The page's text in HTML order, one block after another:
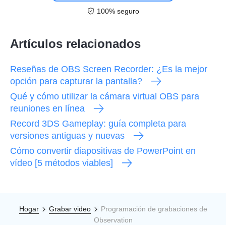
100% seguro
Artículos relacionados
Reseñas de OBS Screen Recorder: ¿Es la mejor
opción para capturar la pantalla?
Qué y cómo utilizar la cámara virtual OBS para
reuniones en línea
Record 3DS Gameplay: guía completa para
versiones antiguas y nuevas
Cómo convertir diapositivas de PowerPoint en
vídeo [5 métodos viables]
Hogar Grabar video
Programación de grabaciones de
Observation